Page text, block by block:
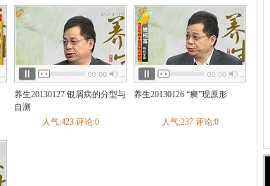
足 内分泌失调 肥胖症 1型糖尿病 2型糖尿病
发育迟
低钠血症 低钾血症 月经不调
胆固醇增高
肺气肿 肺心病 支气管扩张 肺栓塞
感冒
吸道感染 呼吸衰竭 流感 急性呼吸窘迫综合征
病毒性肺
症 缺铁性贫血
慢性淋巴细胞白血病
尿结石 肾积水 男性不育
性功能障碍
性高血压
体瘤
养生20130127 银屑病的分型与
自测
人气:423 评论:0
养生20130126 “癣”现原形
人气:237 评论:0